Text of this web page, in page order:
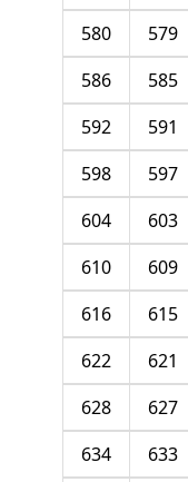
579
580
585
586
591
592
597
598
603
604
609
610
615
616
621
622
627
628
633
634